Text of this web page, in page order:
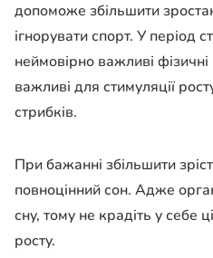
допоможе збільшити
ігнорувати спорт. У період
неймовірно важливі
важливі для стимуляції
стрибків.
При бажанні збільшити
повноцінний сон. Адже
сну, тому не крадіть у себе
росту.